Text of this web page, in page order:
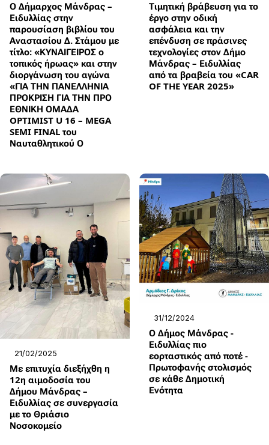
Ο Δήμαρχος Μάνδρας –
Ειδυλλίας στην
παρουσίαση βιβλίου του
Αναστασίου Δ. Στάμου με
τίτλο: «ΚΥΝΑΙΓΕΙΡΟΣ ο
τοπικός ήρωας» και στην
διοργάνωση του αγώνα
«ΓΙΑ ΤΗΝ ΠΑΝΕΛΛΗΝΙΑ
ΠΡΟΚΡΙΣΗ ΓΙΑ ΤΗΝ ΠΡΟ
ΕΘΝΙΚΗ ΟΜΑΔΑ
OPTIMIST U 16 – MEGA
SEMI FINAL του
Ναυταθλητικού Ο
Τιμητική βράβευση για το
έργο στην οδική
ασφάλεια και την
επένδυση σε πράσινες
τεχνολογίες στον Δήμο
Μάνδρας – Ειδυλλίας
από τα βραβεία του «CAR
OF THE YEAR 2025»
21/02/2025
Με επιτυχία διεξήχθη η
12η αιμοδοσία του
Δήμου Μάνδρας –
Ειδυλλίας σε συνεργασία
με το Θριάσιο
Νοσοκομείο
31/12/2024
Ο Δήμος Μάνδρας -
Ειδυλλίας πιο
εορταστικός από ποτέ -
Πρωτοφανής στολισμός
σε κάθε Δημοτική
Ενότητα